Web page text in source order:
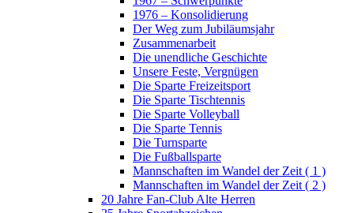
1976 – Konsolidierung
Der Weg zum Jubiläumsjahr
Zusammenarbeit
Die unendliche Geschichte
Unsere Feste, Vergnügen
Die Sparte Freizeitsport
Die Sparte Tischtennis
Die Sparte Volleyball
Die Sparte Tennis
Die Turnsparte
Die Fußballsparte
Mannschaften im Wandel der Zeit ( 1 )
Mannschaften im Wandel der Zeit ( 2 )
20 Jahre Fan-Club Alte Herren